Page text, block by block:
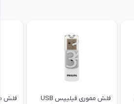
فلش مموری فیلیپس USB